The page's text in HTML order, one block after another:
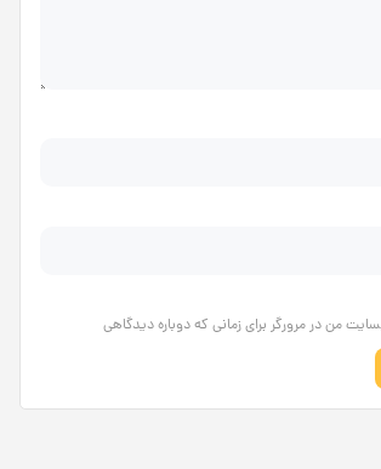
من در مرورگر برای زمانی که دوباره دیدگاهی